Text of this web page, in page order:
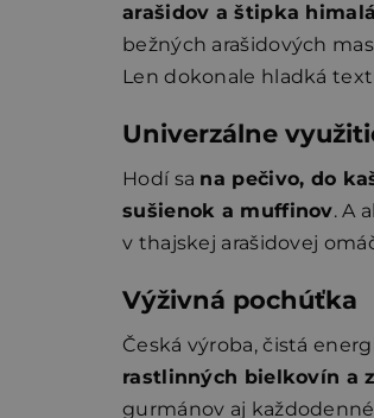
arašidov a štipka
bežných arašidových
Len dokonale hladká
Univerzálne
Hodí sa na pečivo, do
sušienok a muffinov. A
v thajskej arašidovej
Výživná pochúťka
Česká výroba, čistá
rastlinných bielkovín a
gurmánov aj